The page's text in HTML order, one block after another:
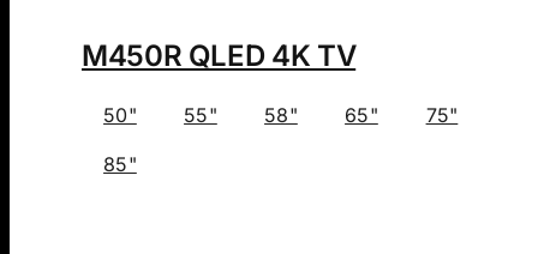
M450R QLED 4K TV
50" 55" 58" 65" 75"
85"